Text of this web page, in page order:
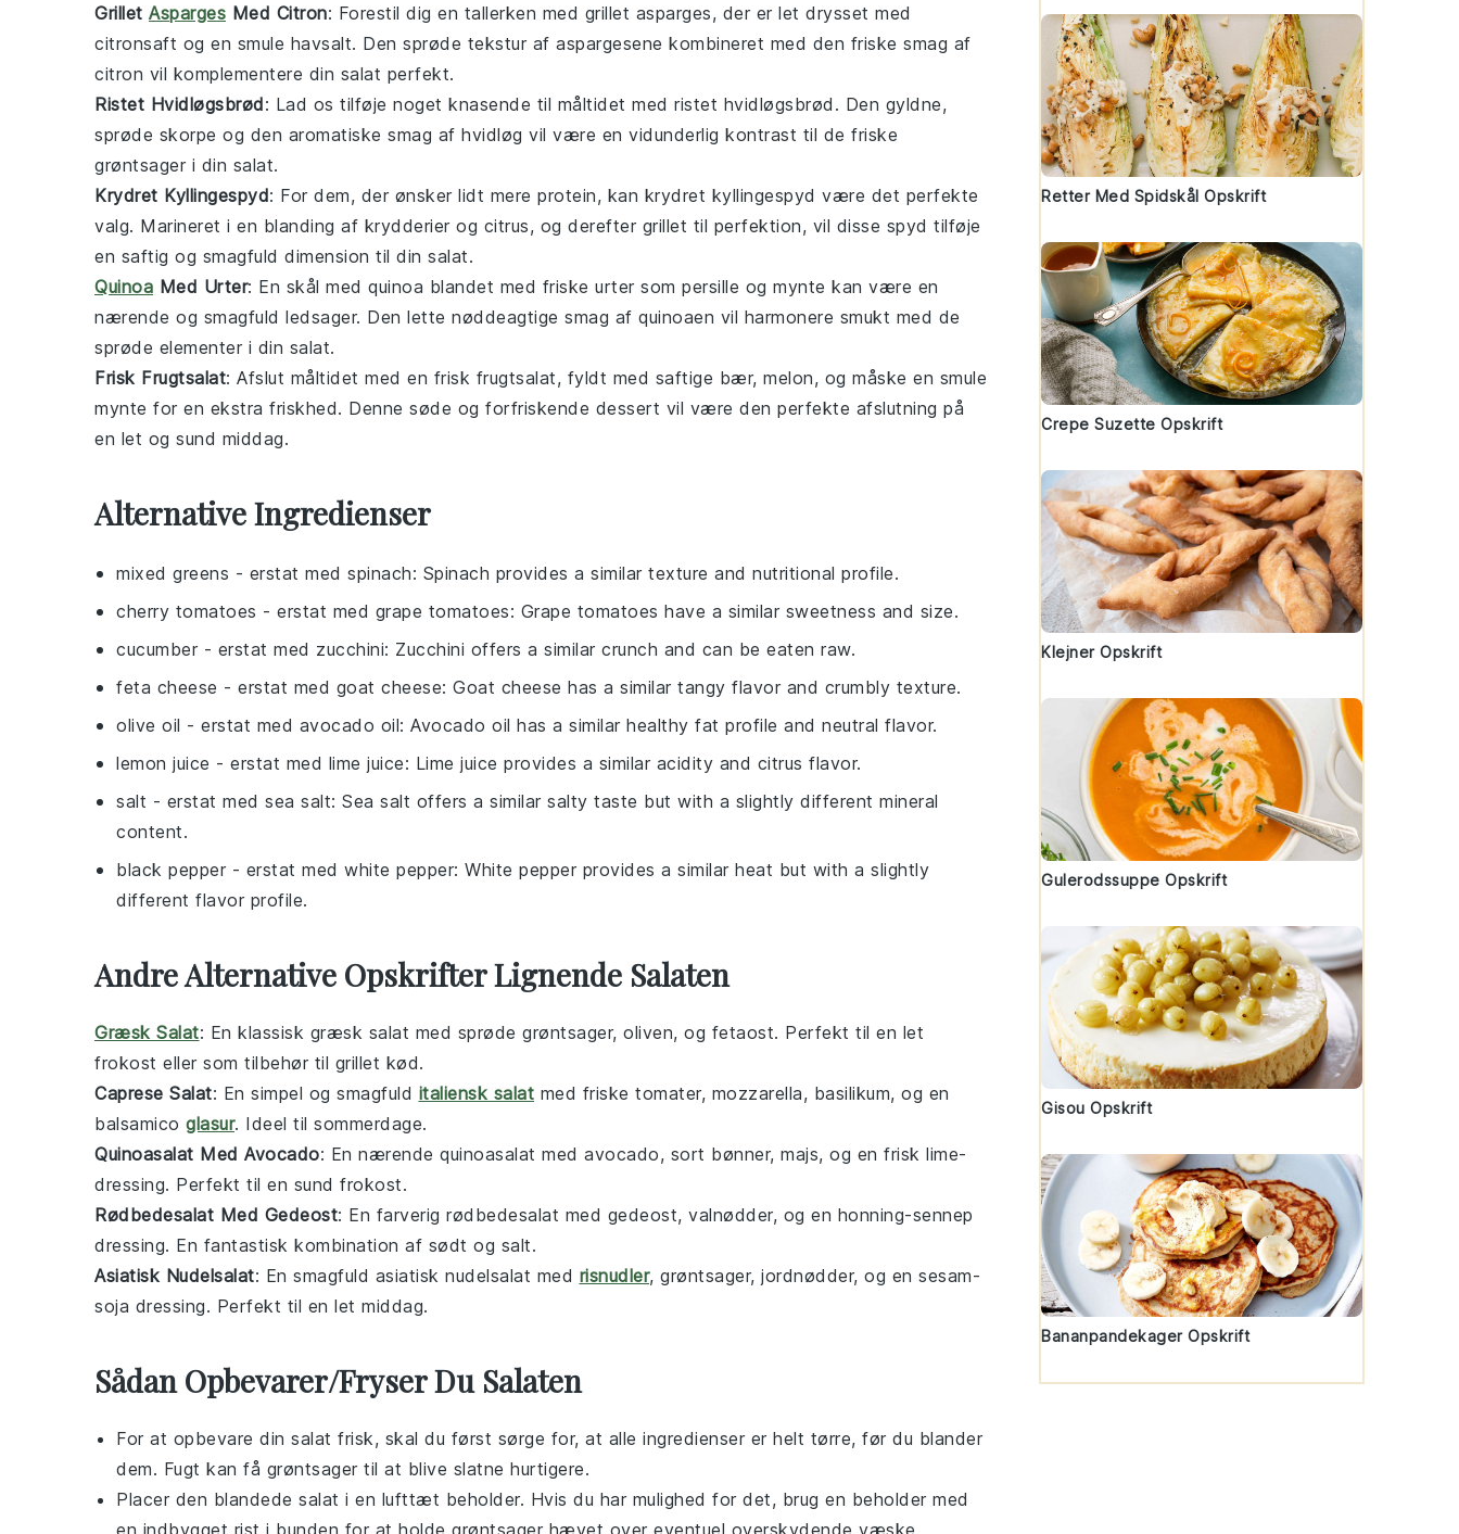
Grillet Asparges Med Citron: Forestil dig en tallerken med grillet asparges, der er let drysset med
citronsaft og en smule havsalt. Den sprøde tekstur af aspargesene kombineret med den friske smag af
citron vil komplementere din salat perfekt.
Ristet Hvidløgsbrød: Lad os tilføje noget knasende til måltidet med ristet hvidløgsbrød . Den gyldne,
sprøde skorpe og den aromatiske smag af hvidløg vil være en vidunderlig kontrast til de friske
grøntsager i din salat.
Krydret Kyllingespyd: For dem, der ønsker lidt mere protein, kan krydret kyllingespyd være det perfekte
valg. Marineret i en blanding af krydderier og citrus, og derefter grillet til perfektion, vil disse spyd tilføje
en saftig og smagfuld dimension til din salat.
Quinoa Med Urter: En skål med quinoa blandet med friske urter som persille og mynte kan være en
nærende og smagfuld ledsager. Den lette nøddeagtige smag af quinoaen vil harmonere smukt med de
sprøde elementer i din salat.
Frisk Frugtsalat: Afslut måltidet med en frisk frugtsalat, fyldt med saftige bær, melon, og måske en smule
mynte for en ekstra friskhed. Denne søde og forfriskende dessert vil være den perfekte afslutning på
en let og sund middag.
Alternative Ingredienser
mixed greens - erstat med spinach: Spinach provides a similar texture and nutritional profile.
cherry tomatoes - erstat med grape tomatoes: Grape tomatoes have a similar sweetness and size.
cucumber - erstat med zucchini: Zucchini offers a similar crunch and can be eaten raw.
feta cheese - erstat med goat cheese: Goat cheese has a similar tangy flavor and crumbly texture.
olive oil - erstat med avocado oil: Avocado oil has a similar healthy fat profile and neutral flavor.
lemon juice - erstat med lime juice: Lime juice provides a similar acidity and citrus flavor.
salt - erstat med sea salt: Sea salt offers a similar salty taste but with a slightly different mineral
content.
black pepper - erstat med white pepper: White pepper provides a similar heat but with a slightly
different flavor profile.
Andre Alternative Opskrifter Lignende Salaten
Græsk Salat: En klassisk græsk salat med sprøde grøntsager, oliven, og fetaost. Perfekt til en let
frokost eller som tilbehør til grillet kød.
Caprese Salat: En simpel og smagfuld italiensk salat med friske tomater, mozzarella, basilikum, og en
balsamico glasur. Ideel til sommerdage.
Quinoasalat Med Avocado: En nærende quinoasalat med avocado, sort bønner, majs, og en frisk lime-
dressing. Perfekt til en sund frokost.
Rødbedesalat Med Gedeost: En farverig rødbedesalat med gedeost, valnødder, og en honning-sennep
dressing. En fantastisk kombination af sødt og salt.
Asiatisk Nudelsalat: En smagfuld asiatisk nudelsalat med risnudler, grøntsager, jordnødder, og en sesam-
soja dressing. Perfekt til en let middag.
Sådan Opbevarer/Fryser Du Salaten
For at opbevare din salat frisk, skal du først sørge for, at alle ingredienser er helt tørre, før du blander
dem. Fugt kan få grøntsager til at blive slatne hurtigere.
Placer den blandede salat i en lufttæt beholder. Hvis du har mulighed for det, brug en beholder med
en indbygget rist i bunden for at holde grøntsager hævet over eventuel overskydende væske.
Retter Med Spidskål Opskrift
Crepe Suzette Opskrift
Klejner Opskrift
Gulerodssuppe Opskrift
Gisou Opskrift
Bananpandekager Opskrift